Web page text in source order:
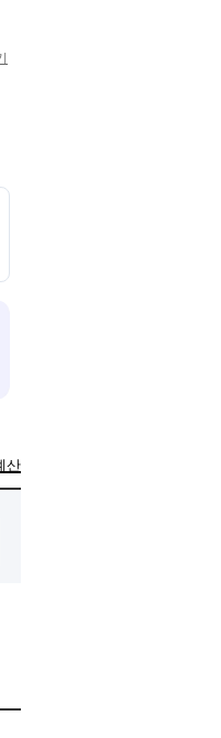
산